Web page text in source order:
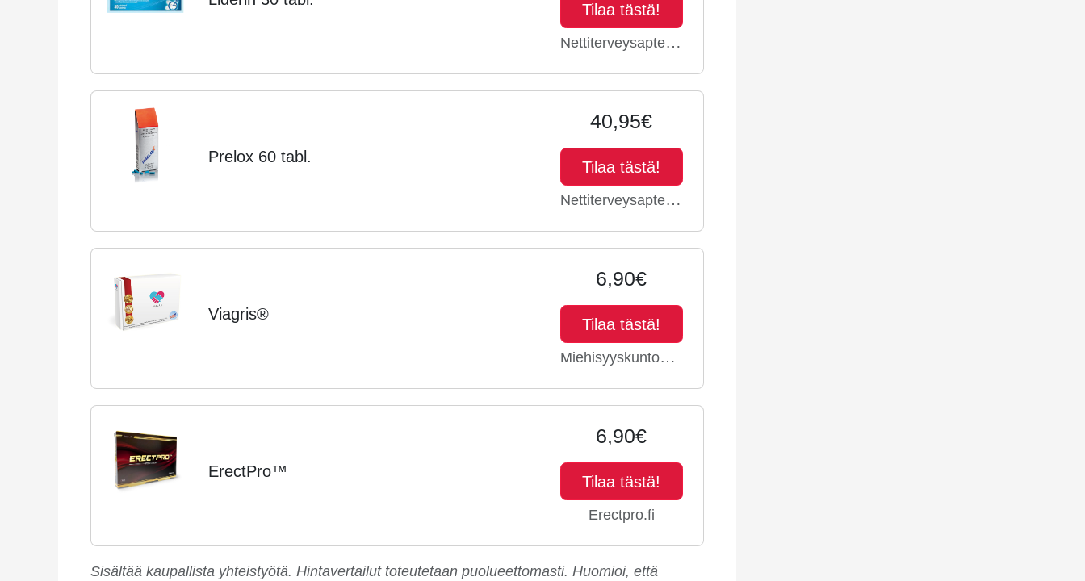
Tilaa tästä!
Nettiterveysapteekki.fi
Prelox 60 tabl.
40,95€
Tilaa tästä!
Nettiterveysapteekki.fi
Viagris®
6,90€
Tilaa tästä!
Miehisyyskuntoon.fi
ErectPro™
6,90€
Tilaa tästä!
Erectpro.fi
Sisältää kaupallista yhteistyötä. Hintavertailut toteutetaan puolueettomasti. Huomioi, että